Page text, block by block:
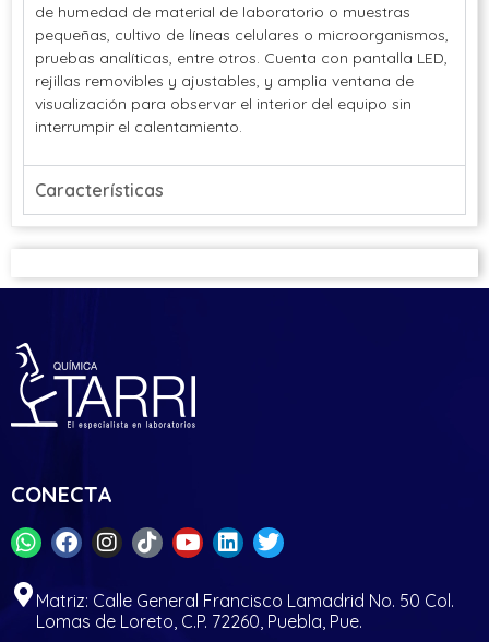
de humedad de material de laboratorio o muestras
pequeñas, cultivo de líneas celulares o microorganismos,
pruebas analíticas, entre otros. Cuenta con pantalla LED,
rejillas removibles y ajustables, y amplia ventana de
visualización para observar el interior del equipo sin
interrumpir el calentamiento.
Características
CONECTA
Matriz: Calle General Francisco Lamadrid No. 50 Col.
Lomas de Loreto, C.P. 72260, Puebla, Pue.